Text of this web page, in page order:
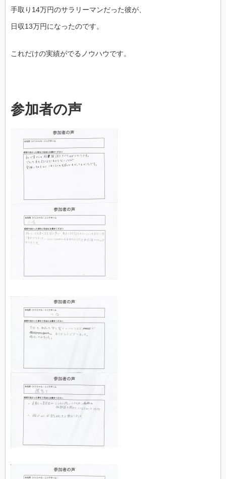
手取り14万円のサラリーマンだった彼が、
日収13万円になったのです。
これだけの実績がでるノウハウです。
参加者の声